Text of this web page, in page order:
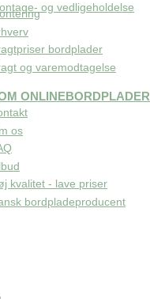
og vedligeholdelse
bordplader
og varemodtagelse
ONLINEBORDPLADER
os
kvalitet - lave priser
bordpladeproducent